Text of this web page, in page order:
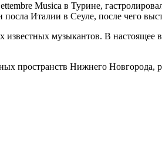
Musica в Турине,
Италии в Сеуле, после чего
музыкантов. В настоящее
пространств Нижнего